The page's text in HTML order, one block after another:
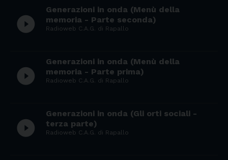
play_circle_filled
Generazioni in onda (Menù della
memoria - Parte seconda)
Radioweb C.A.G. di Rapallo
play_circle_filled
Generazioni in onda (Menù della
memoria - Parte prima)
Radioweb C.A.G. di Rapallo
play_circle_filled
Generazioni in onda (Gli orti sociali -
terza parte)
Radioweb C.A.G. di Rapallo